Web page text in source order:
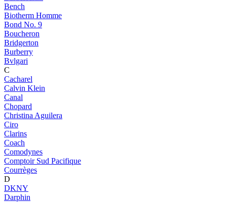
Bench
Biotherm Homme
Bond No. 9
Boucheron
Bridgerton
Burberry
Bvlgari
C
Cacharel
Calvin Klein
Canal
Chopard
Christina Aguilera
Ciro
Clarins
Coach
Comodynes
Comptoir Sud Pacifique
Courrèges
D
DKNY
Darphin